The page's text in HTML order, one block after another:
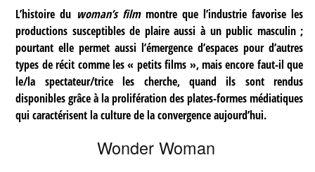
L’histoire du woman’s filmmontre que l’industrie favorise les
productions susceptibles de plaire aussi à un public masculin ;
pourtant elle permet aussi l’émergence d’espaces pour d’autres
types de récit comme les « petits films », mais encore faut-il que
le/la spectateur/trice les cherche, quand ils sont rendus
disponibles grâce à la prolifération des plates-formes médiatiques
qui caractérisent la culture de la convergence aujourd’hui.
Wonder Woman